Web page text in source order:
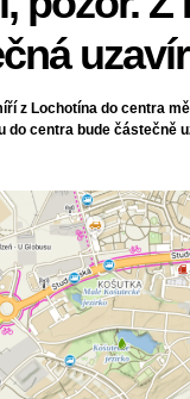
z Lochotína do centra
do centra bude částečně